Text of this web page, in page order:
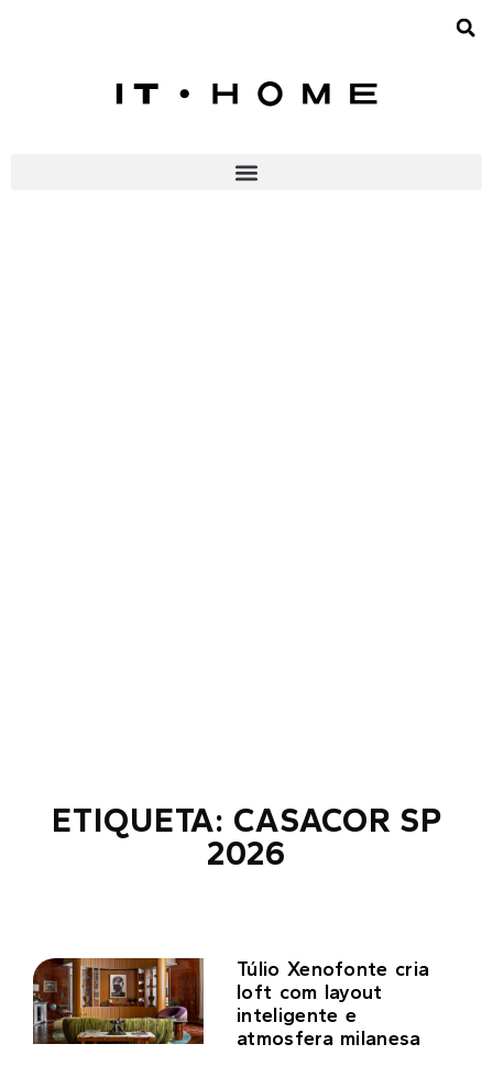
ETIQUETA: CASACOR SP
2026
Túlio Xenofonte cria
loft com layout
inteligente e
atmosfera milanesa